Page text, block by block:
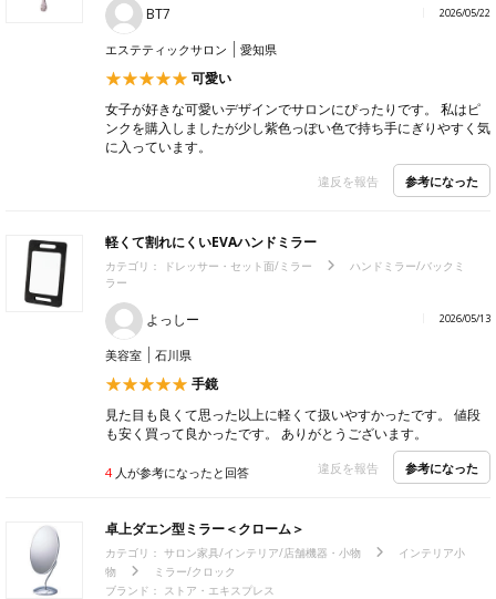
BT7 2026/05/22
エステティックサロン 愛知県
可愛い
女子が好きな可愛いデザインでサロンにぴったりです。 私はピ
ンクを購入しましたが少し紫色っぽい色で持ち手にぎりやすく気
に入っています。
違反を報告 参考になった
軽くて割れにくいEVAハンドミラー
カテゴリ： ドレッサー・セット面/ミラー
ハンドミラー/バックミ
ラー
よっしー 2026/05/13
美容室 石川県
手鏡
見た目も良くて思った以上に軽くて扱いやすかったです。 値段
も安く買って良かったです。 ありがとうございます。
4人が参考になったと回答 違反を報告 参考になった
卓上ダエン型ミラー＜クローム＞
カテゴリ： サロン家具/インテリア/店舗機器・小物
インテリア小
物
ミラー/クロック
ブランド： ストア・エキスプレス